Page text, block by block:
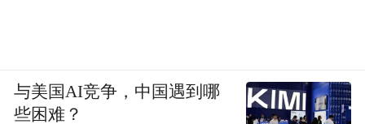
与美国AI竞争，中国遇到哪
些困难？